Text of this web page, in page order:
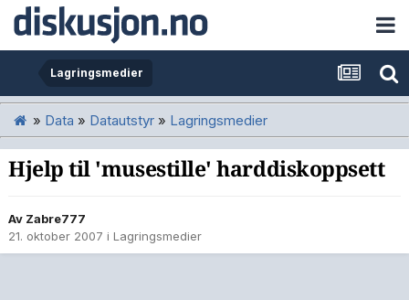
Lagringsmedier
» Data » Datautstyr » Lagringsmedier
Hjelp til 'musestille' harddiskoppsett
Av Zabre777
21. oktober 2007 i Lagringsmedier